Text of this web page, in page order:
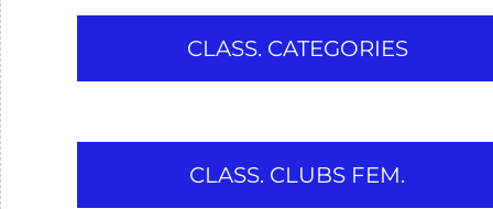
CLASS. CATEGORIES
CLASS. CLUBS FEM.